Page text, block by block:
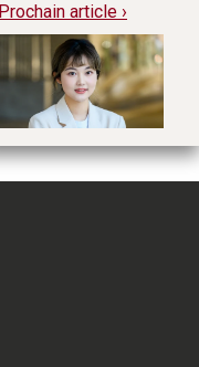
Prochain article ›